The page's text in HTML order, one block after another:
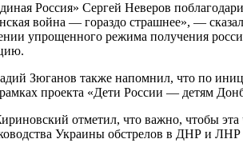
Россия» Сергей Неверов
война — гораздо страшнее», —
упрощенного режима получения
Зюганов также напомнил, что по
проекта «Дети России — детям
отметил, что важно, чтобы эта
Украины обстрелов в ДНР и ЛНР